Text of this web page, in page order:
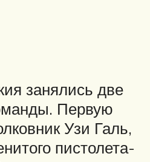
занялись две
Первую
Узи Галь,
пистолета-